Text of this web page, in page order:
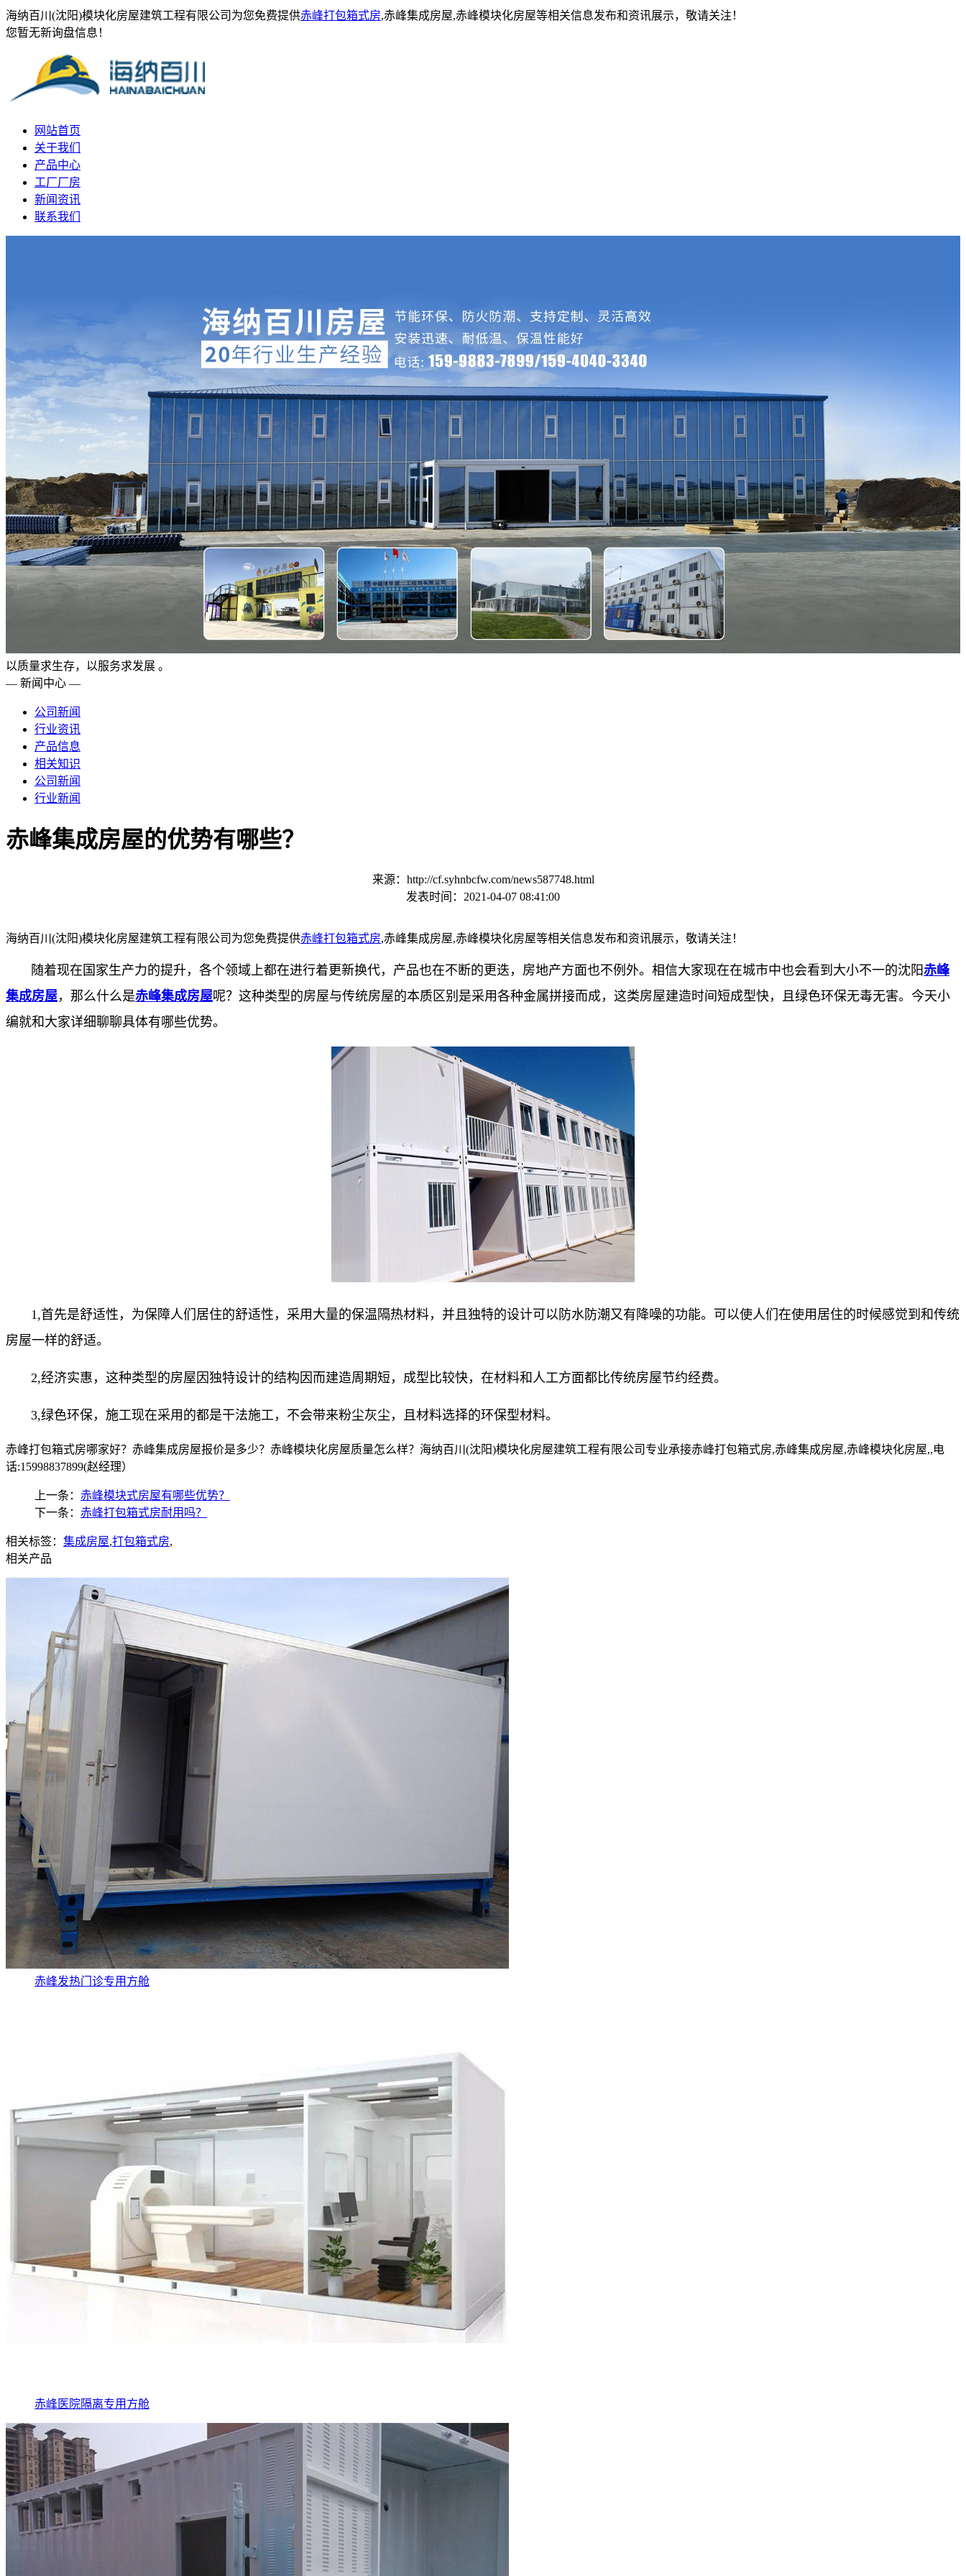
海纳百川(沈阳)模块化房屋建筑工程有限公司为您免费提供赤峰打包箱式房,赤峰集成房屋,赤峰模块化房屋等相关信息发布和资讯展示，敬请关注！
您暂无新询盘信息！
网站首页
关于我们
产品中心
工厂厂房
新闻资讯
联系我们
以质量求生存，以服务求发展 。
— 新闻中心 —
公司新闻
行业资讯
产品信息
相关知识
公司新闻
行业新闻
赤峰集成房屋的优势有哪些？
来源：http://cf.syhnbcfw.com/news587748.html
发表时间：2021-04-07 08:41:00
海纳百川(沈阳)模块化房屋建筑工程有限公司为您免费提供赤峰打包箱式房,赤峰集成房屋,赤峰模块化房屋等相关信息发布和资讯展示，敬请关注！
随着现在国家生产力的提升，各个领域上都在进行着更新换代，产品也在不断的更迭，房地产方面也不例外。相信大家现在在城市中也会看到大小不一的沈阳赤峰
集成房屋，那么什么是赤峰集成房屋呢？这种类型的房屋与传统房屋的本质区别是采用各种金属拼接而成，这类房屋建造时间短成型快，且绿色环保无毒无害。今天小
编就和大家详细聊聊具体有哪些优势。
1,首先是舒适性，为保障人们居住的舒适性，采用大量的保温隔热材料，并且独特的设计可以防水防潮又有降噪的功能。可以使人们在使用居住的时候感觉到和传统
房屋一样的舒适。
2,经济实惠，这种类型的房屋因独特设计的结构因而建造周期短，成型比较快，在材料和人工方面都比传统房屋节约经费。
3,绿色环保，施工现在采用的都是干法施工，不会带来粉尘灰尘，且材料选择的环保型材料。
赤峰打包箱式房哪家好？赤峰集成房屋报价是多少？赤峰模块化房屋质量怎么样？海纳百川(沈阳)模块化房屋建筑工程有限公司专业承接赤峰打包箱式房,赤峰集成房屋,赤峰模块化房屋,,电
话:15998837899(赵经理）
上一条： 赤峰模块式房屋有哪些优势？
下一条： 赤峰打包箱式房耐用吗？
相关标签： 集成房屋,打包箱式房,
相关产品
赤峰发热门诊专用方舱
赤峰医院隔离专用方舱